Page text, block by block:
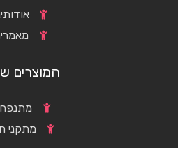
המוצרים
מתקני